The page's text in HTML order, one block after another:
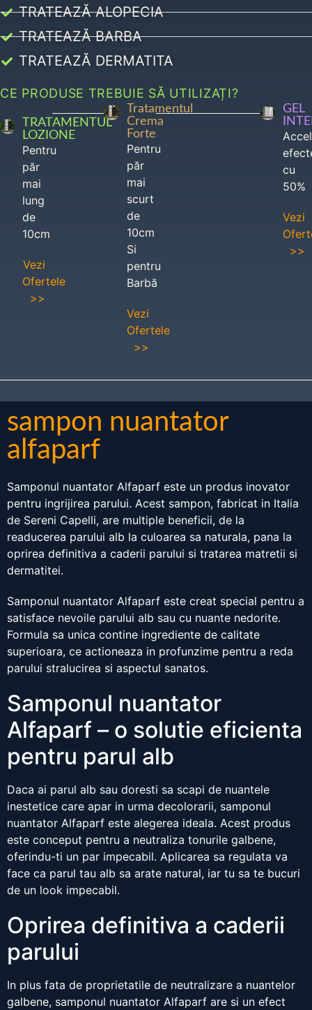
TRATEAZĂ ALOPECIA
TRATEAZĂ BARBA
TRATEAZĂ DERMATITA
CE PRODUSE TREBUIE SĂ UTILIZAȚI?
TRATAMENTUL
LOZIONE
Pentru
păr
mai
lung
de
10cm
Vezi
Ofertele
>>
Tratamentul
Crema
Forte
Pentru
păr
mai
scurt
de
10cm
Si
pentru
Barbă
Vezi
Ofertele
>>
GEL
cu
50%
Vezi
>>
sampon nuantator
alfaparf
Samponul nuantator Alfaparf este un produs inovator
pentru ingrijirea parului. Acest sampon, fabricat in Italia
de Sereni Capelli, are multiple beneficii, de la
readucerea parului alb la culoarea sa naturala, pana la
oprirea definitiva a caderii parului si tratarea matretii si
dermatitei.
Samponul nuantator Alfaparf este creat special pentru a
satisface nevoile parului alb sau cu nuante nedorite.
Formula sa unica contine ingrediente de calitate
superioara, ce actioneaza in profunzime pentru a reda
parului stralucirea si aspectul sanatos.
Samponul nuantator
Alfaparf – o solutie eficienta
pentru parul alb
Daca ai parul alb sau doresti sa scapi de nuantele
inestetice care apar in urma decolorarii, samponul
nuantator Alfaparf este alegerea ideala. Acest produs
este conceput pentru a neutraliza tonurile galbene,
oferindu-ti un par impecabil. Aplicarea sa regulata va
face ca parul tau alb sa arate natural, iar tu sa te bucuri
de un look impecabil.
Oprirea definitiva a caderii
parului
In plus fata de proprietatile de neutralizare a nuantelor
galbene, samponul nuantator Alfaparf are si un efect